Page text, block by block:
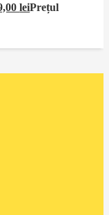
leiPrețul